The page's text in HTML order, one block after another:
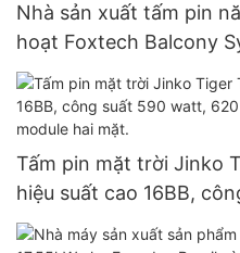
Nhà sản xuất tấm pin
hoạt Foxtech Balcony
Trung Quốc
Tấm pin mặt trời Jinko
hiệu suất cao 16BB,
watt, 630 watt, 650